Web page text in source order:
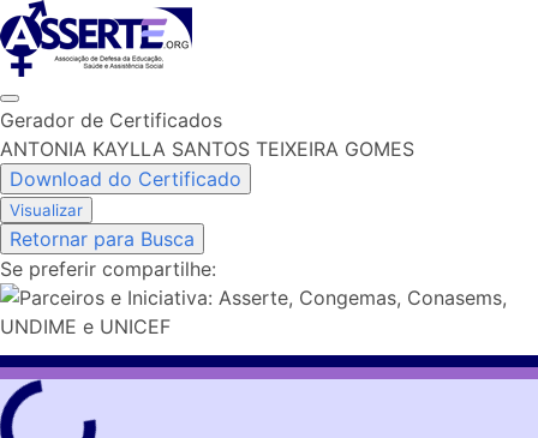
Skip
to
content
Gerador de Certificados
ANTONIA KAYLLA SANTOS TEIXEIRA GOMES
Download do Certificado
Visualizar
Retornar para Busca
Se preferir compartilhe: